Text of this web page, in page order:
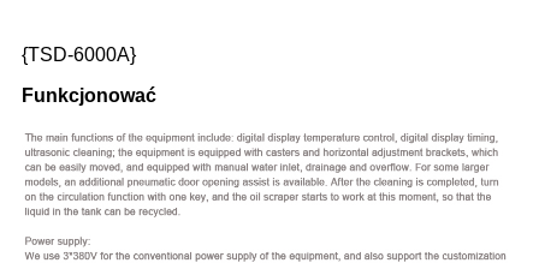
{TSD-6000A}
Funkcjonować